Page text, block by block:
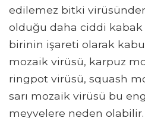
edilemez bitki
olduğu daha ciddi
birinin işareti olarak
mozaik virüsü, karpuz
ringpot virüsü, squash
sarı mozaik virüsü bu
meyvelere neden olabilir.